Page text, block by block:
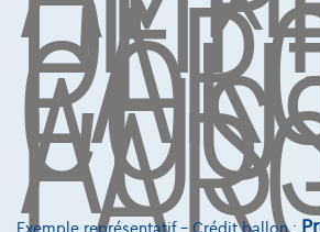
Exemple représentatif – Crédit ballon :